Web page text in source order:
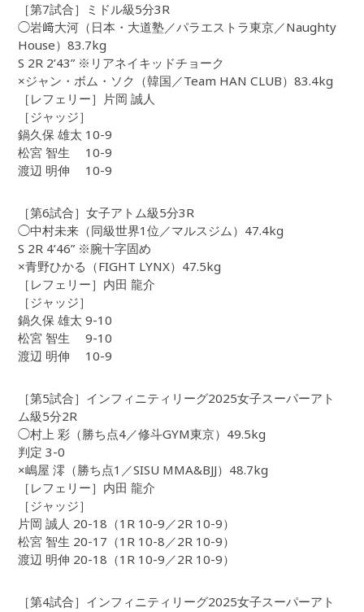
［第7試合］ミドル級5分3R
◯岩﨑大河（日本・大道塾／パラエストラ東京／Naughty
House）83.7kg
S 2R 2’43” ※リアネイキッドチョーク
×ジャン・ボム・ソク（韓国／Team HAN CLUB）83.4kg
［レフェリー］片岡 誠人
［ジャッジ］
鍋久保 雄太 10-9
松宮 智生 10-9
渡辺 明伸 10-9
［第6試合］女子アトム級5分3R
◯中村未来（同級世界1位／マルスジム）47.4kg
S 2R 4’46” ※腕十字固め
×青野ひかる（FIGHT LYNX）47.5kg
［レフェリー］内田 龍介
［ジャッジ］
鍋久保 雄太 9-10
松宮 智生 9-10
渡辺 明伸 10-9
［第5試合］インフィニティリーグ2025女子スーパーアト
ム級5分2R
◯村上 彩（勝ち点4／修斗GYM東京）49.5kg
判定 3-0
×嶋屋 澪（勝ち点1／SISU MMA&BJJ）48.7kg
［レフェリー］内田 龍介
［ジャッジ］
片岡 誠人 20-18（1R 10-9／2R 10-9）
松宮 智生 20-17（1R 10-8／2R 10-9）
渡辺 明伸 20-18（1R 10-9／2R 10-9）
［第4試合］インフィニティリーグ2025女子スーパーアト